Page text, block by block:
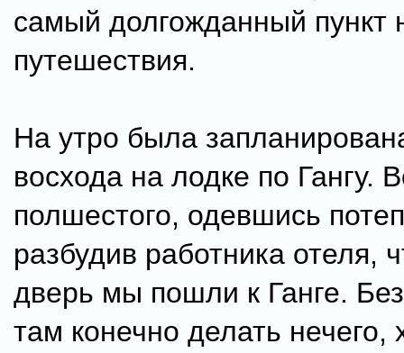
самый долгожданный пункт
путешествия.
На утро была
восхода на лодке по Гангу.
полшестого, одевшись
разбудив работника отеля,
дверь мы пошли к Ганге.
там конечно делать нечего,